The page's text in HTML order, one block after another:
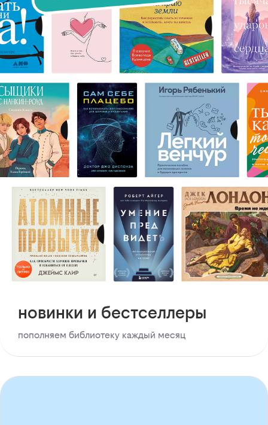
новинки и бестселлеры
пополняем библиотеку каждый месяц